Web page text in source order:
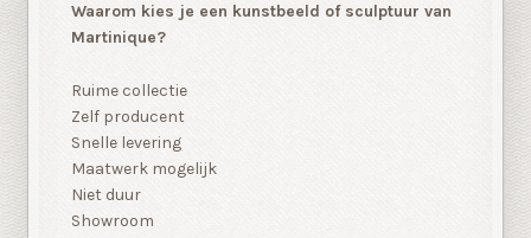
Waarom kies je een kunstbeeld of sculptuur van
Martinique?
Ruime collectie
Zelf producent
Snelle levering
Maatwerk mogelijk
Niet duur
Showroom